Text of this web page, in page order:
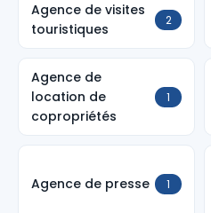
Agence de visites
touristiques
2
Agence de
location de
copropriétés
1
Agence de presse 1